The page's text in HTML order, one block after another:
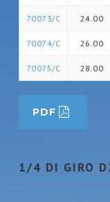
70073/C 24.00
70074/C 26.00
70075/C 28.00
PDF
1/4 DI GIRO